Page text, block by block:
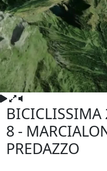
BICICLISSIMA
8 -
PREDAZZO